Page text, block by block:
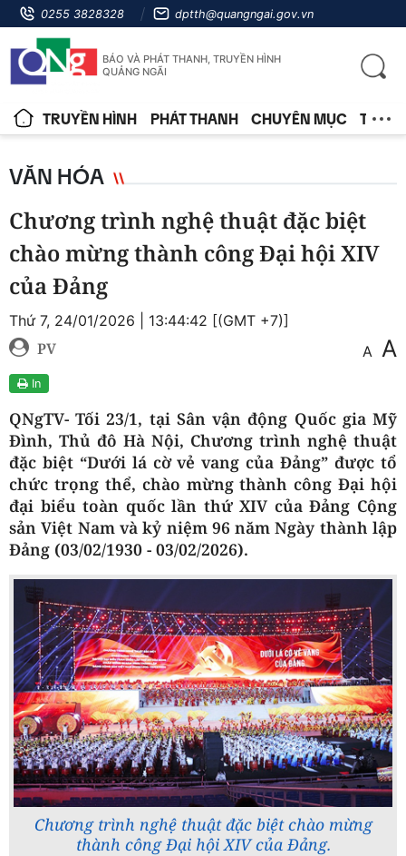
0255 3828328 dptth@quangngai.gov.vn
BÁO VÀ PHÁT THANH, TRUYỀN HÌNH
QUẢNG NGÃI
TRUYỀN HÌNH PHÁT THANH CHUYÊN MỤC TIN
VĂN HÓA
Chương trình nghệ thuật đặc biệt
chào mừng thành công Đại hội XIV
của Đảng
Thứ 7, 24/01/2026 | 13:44:42 [(GMT +7)]
PV A A
In
QNgTV- Tối23/1, tại Sân vận động Quốc gia Mỹ
Đình, Thủ đô Hà Nội, Chương trình nghệ thuật
đặc biệt “Dưới lá cờ vẻ vang của Đảng” được tổ
chức trọng thể, chào mừng thành công Đại hội
đại biểu toàn quốc lần thứ XIV của Đảng Cộng
sản Việt Nam và kỷ niệm 96 năm Ngày thành lập
Đảng (03/02/1930 - 03/02/2026).
Chương trình nghệ thuật đặc biệt chào mừng
thành công Đại hội XIV của Đảng.